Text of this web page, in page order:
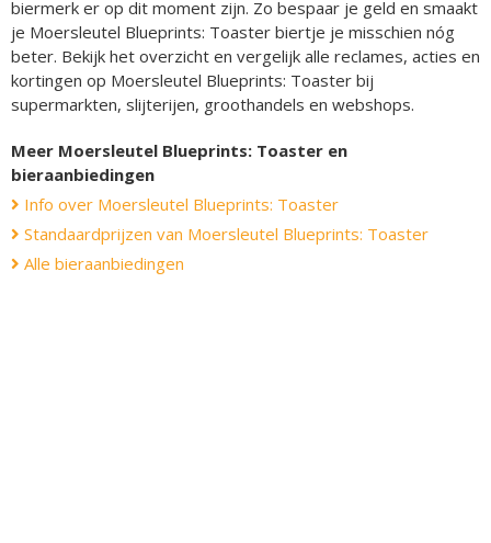
biermerk er op dit moment zijn. Zo bespaar je geld en smaakt
je Moersleutel Blueprints: Toaster biertje je misschien nóg
beter. Bekijk het overzicht en vergelijk alle reclames, acties en
kortingen op Moersleutel Blueprints: Toaster bij
supermarkten, slijterijen, groothandels en webshops.
Meer Moersleutel Blueprints: Toaster en
bieraanbiedingen
Info over Moersleutel Blueprints: Toaster
Standaardprijzen van Moersleutel Blueprints: Toaster
Alle bieraanbiedingen